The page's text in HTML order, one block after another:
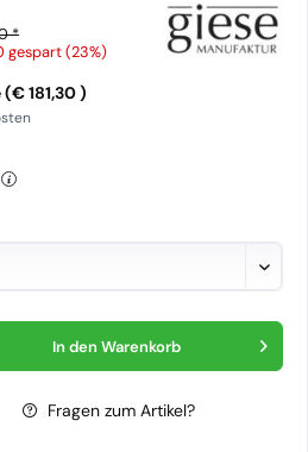
*
gespart (23%)
181,30 )
In den Warenkorb
Fragen zum Artikel?